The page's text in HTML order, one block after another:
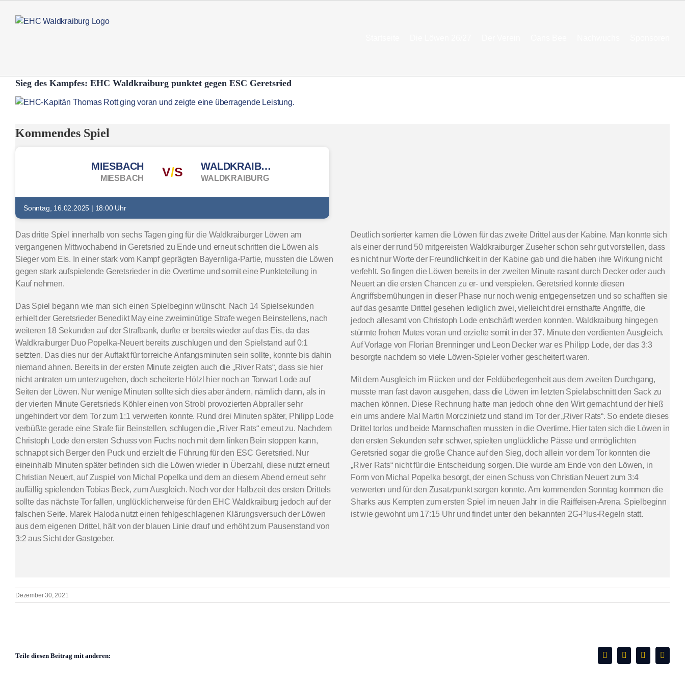
Inhalt
Sieg des Kampfes: EHC Waldkraiburg punktet gegen ESC Geretsried
Zeige
Kommendes Spiel
V/S
MIESBACH
MIESBACH
WALDKRAIBURG
WALDKRAIBURG
Sonntag, 16.02.2025 | 18:00 Uhr
Das dritte Spiel innerhalb von sechs Tagen ging für die Waldkraiburger Löwen am
vergangenen Mittwochabend in Geretsried zu Ende und erneut schritten die Löwen als
Sieger vom Eis. In einer stark vom Kampf geprägten Bayernliga-Partie, mussten die Löwen
gegen stark aufspielende Geretsrieder in die Overtime und somit eine Punkteteilung in
Kauf nehmen.
Das Spiel begann wie man sich einen Spielbeginn wünscht. Nach 14 Spielsekunden
erhielt der Geretsrieder Benedikt May eine zweiminütige Strafe wegen Beinstellens, nach
weiteren 18 Sekunden auf der Strafbank, durfte er bereits wieder auf das Eis, da das
Waldkraiburger Duo Popelka-Neuert bereits zuschlugen und den Spielstand auf 0:1
setzten. Das dies nur der Auftakt für torreiche Anfangsminuten sein sollte, konnte bis dahin
niemand ahnen. Bereits in der ersten Minute zeigten auch die „River Rats“, dass sie hier
nicht antraten um unterzugehen, doch scheiterte Hölzl hier noch an Torwart Lode auf
Seiten der Löwen. Nur wenige Minuten sollte sich dies aber ändern, nämlich dann, als in
der vierten Minute Geretsrieds Köhler einen von Strobl provozierten Abpraller sehr
ungehindert vor dem Tor zum 1:1 verwerten konnte. Rund drei Minuten später, Philipp Lode
verbüßte gerade eine Strafe für Beinstellen, schlugen die „River Rats“ erneut zu. Nachdem
Christoph Lode den ersten Schuss von Fuchs noch mit dem linken Bein stoppen kann,
schnappt sich Berger den Puck und erzielt die Führung für den ESC Geretsried. Nur
eineinhalb Minuten später befinden sich die Löwen wieder in Überzahl, diese nutzt erneut
Christian Neuert, auf Zuspiel von Michal Popelka und dem an diesem Abend erneut sehr
auffällig spielenden Tobias Beck, zum Ausgleich. Noch vor der Halbzeit des ersten Drittels
sollte das nächste Tor fallen, unglücklicherweise für den EHC Waldkraiburg jedoch auf der
falschen Seite. Marek Haloda nutzt einen fehlgeschlagenen Klärungsversuch der Löwen
aus dem eigenen Drittel, hält von der blauen Linie drauf und erhöht zum Pausenstand von
3:2 aus Sicht der Gastgeber.
Deutlich sortierter kamen die Löwen für das zweite Drittel aus der Kabine. Man konnte sich
als einer der rund 50 mitgereisten Waldkraiburger Zuseher schon sehr gut vorstellen, dass
es nicht nur Worte der Freundlichkeit in der Kabine gab und die haben ihre Wirkung nicht
verfehlt. So fingen die Löwen bereits in der zweiten Minute rasant durch Decker oder auch
Neuert an die ersten Chancen zu er- und verspielen. Geretsried konnte diesen
Angriffsbemühungen in dieser Phase nur noch wenig entgegensetzen und so schafften sie
auf das gesamte Drittel gesehen lediglich zwei, vielleicht drei ernsthafte Angriffe, die
jedoch allesamt von Christoph Lode entschärft werden konnten. Waldkraiburg hingegen
stürmte frohen Mutes voran und erzielte somit in der 37. Minute den verdienten Ausgleich.
Auf Vorlage von Florian Brenninger und Leon Decker war es Philipp Lode, der das 3:3
besorgte nachdem so viele Löwen-Spieler vorher gescheitert waren.
Mit dem Ausgleich im Rücken und der Feldüberlegenheit aus dem zweiten Durchgang,
musste man fast davon ausgehen, dass die Löwen im letzten Spielabschnitt den Sack zu
machen können. Diese Rechnung hatte man jedoch ohne den Wirt gemacht und der hieß
ein ums andere Mal Martin Morczinietz und stand im Tor der „River Rats“. So endete dieses
Drittel torlos und beide Mannschaften mussten in die Overtime. Hier taten sich die Löwen in
den ersten Sekunden sehr schwer, spielten unglückliche Pässe und ermöglichten
Geretsried sogar die große Chance auf den Sieg, doch allein vor dem Tor konnten die
„River Rats“ nicht für die Entscheidung sorgen. Die wurde am Ende von den Löwen, in
Form von Michal Popelka besorgt, der einen Schuss von Christian Neuert zum 3:4
verwerten und für den Zusatzpunkt sorgen konnte. Am kommenden Sonntag kommen die
Sharks aus Kempten zum ersten Spiel im neuen Jahr in die Raiffeisen-Arena. Spielbeginn
ist wie gewohnt um 17:15 Uhr und findet unter den bekannten 2G-Plus-Regeln statt.
Dezember 30, 2021
Teile diesen Beitrag mit anderen: Facebook
X WhatsApp
E-
Mail